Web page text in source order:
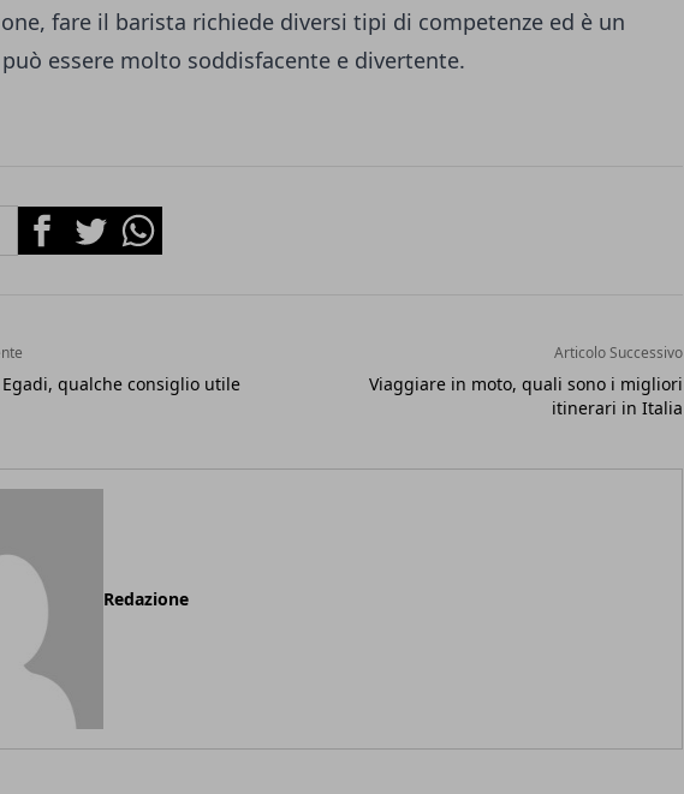
fare il barista richiede diversi tipi di competenze ed è un
essere molto soddisfacente e divertente.
FacebookTwitterWhatsapp
qualche consiglio utile
Articolo Successivo
Viaggiare in moto, quali sono i migliori
itinerari in Italia
Redazione